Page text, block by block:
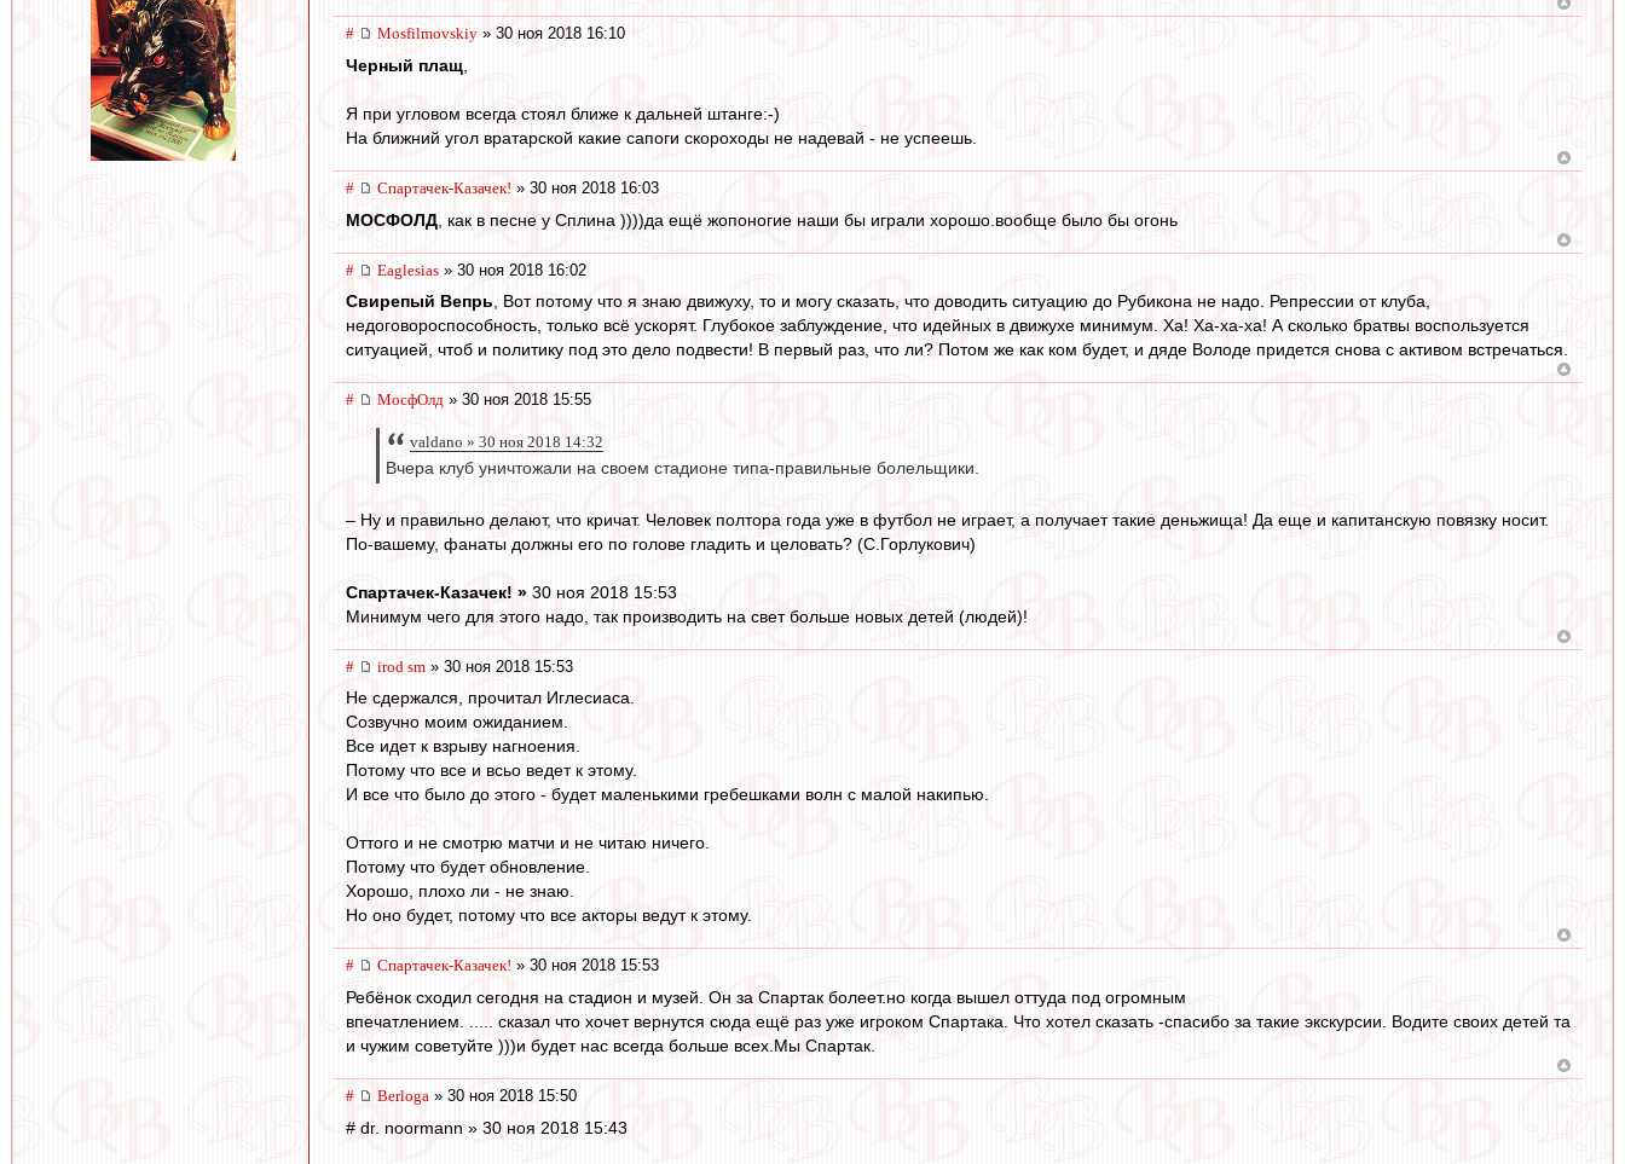
# Mosfilmovskiy » 30 ноя 2018 16:10
Черный плащ
Я при угловом всегда стоял ближе к дальней штанге:-)
На ближний угол вратарской какие сапоги скороходы не надевай - не успеешь.
# Спартачек-Казачек! » 30 ноя 2018 16:03
МОСФОЛД , как в песне у Сплина ))))да ещё жопоногие наши бы играли хорошо.вообще было бы огонь
# Eaglesias » 30 ноя 2018 16:02
Свирепый Вепрь, Вот потому что я знаю движуху, то и могу сказать, что доводить ситуацию до Рубикона не надо. Репрессии от клуба,
недоговороспособность, только всё ускорят. Глубокое заблуждение, что идейных в движухе минимум. Ха! Ха-ха-ха! А сколько братвы воспользуется
ситуацией, чтоб и политику под это дело подвести! В первый раз, что ли? Потом же как ком будет, и дяде Володе придется снова с активом встречаться.
# МосфОлд » 30 ноя 2018 15:55
valdano » 30 ноя 2018 14:32
Вчера клуб уничтожали на своем стадионе типа-правильные болельщики.
– Ну и правильно делают, что кричат. Человек полтора года уже в футбол не играет, а получает такие деньжища! Да еще и капитанскую повязку носит.
По-вашему, фанаты должны его по голове гладить и целовать? (С.Горлукович)
Спартачек-Казачек! » 30 ноя 2018 15:53
Минимум чего для этого надо, так производить на свет больше новых детей (людей)!
# irod sm » 30 ноя 2018 15:53
Не сдержался, прочитал Иглесиаса.
Созвучно моим ожиданием.
Все идет к взрыву нагноения.
Потому что все и всьо ведет к этому.
И все что было до этого - будет маленькими гребешками волн с малой накипью.
Оттого и не смотрю матчи и не читаю ничего.
Потому что будет обновление.
Хорошо, плохо ли - не знаю.
Но оно будет, потому что все акторы ведут к этому.
# Спартачек-Казачек! » 30 ноя 2018 15:53
Ребёнок сходил сегодня на стадион и музей. Он за Спартак болеет.но когда вышел оттуда под огромным
впечатлением. ..... сказал что хочет вернутся сюда ещё раз уже игроком Спартака. Что хотел сказать -спасибо за такие экскурсии. Водите своих детей та
и чужим советуйте )))и будет нас всегда больше всех.Мы Спартак.
# Berloga » 30 ноя 2018 15:50
# dr. noormann » 30 ноя 2018 15:43